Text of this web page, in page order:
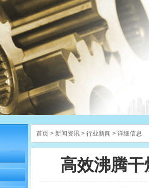
首页 > 新闻资讯 > 行业新闻 > 详细信息
高效沸腾